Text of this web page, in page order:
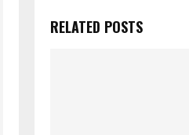
RELATED POSTS